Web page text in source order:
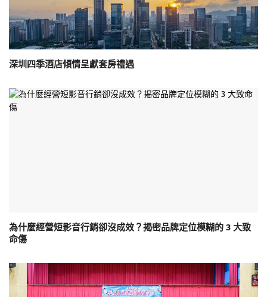
深圳四季酒店傾情呈獻套房禮遇
為什麼經營短影音行銷卻沒成效？揭密品牌定位模糊的 3 大致
命傷